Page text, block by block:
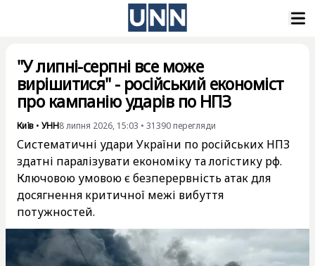
"У липні-серпні все може
вирішитися" - російський економіст
про кампанію ударів по НПЗ
Київ • УНН8 липня 2026, 15:03 • 31390 перегляди
Систематичні удари України по російських НПЗ
здатні паралізувати економіку та логістику рф.
Ключовою умовою є безперервність атак для
досягнення критичної межі вибуття
потужностей.